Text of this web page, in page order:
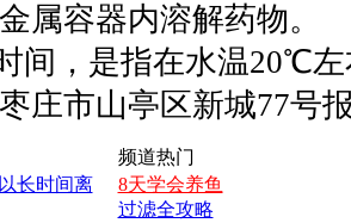
属容器内溶解药物。
，是指在水温20℃左
庄市山亭区新城77号
长时间离
频道热门
8天学会养鱼
过滤全攻略